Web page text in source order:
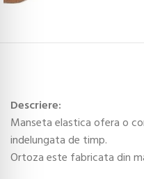
Descriere:
Manseta elastica ofera o
indelungata de timp.
Ortoza este fabricata din